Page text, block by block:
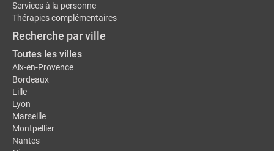
Services à la personne
Thérapies complémentaires
Recherche par ville
Toutes les villes
Aix-en-Provence
Bordeaux
Lille
Lyon
Marseille
Montpellier
Nantes